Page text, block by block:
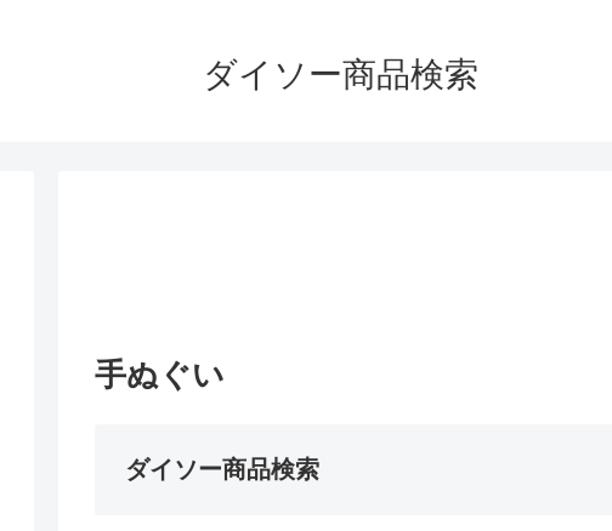
ダイソー商品検索
手ぬぐい
ダイソー商品検索